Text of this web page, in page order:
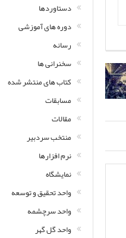
دستاوردها
دوره های آموزشی
رسانه
سخنرانی ها
کتاب های منتشر شده
مسابقات
مقالات
منتخب سردبیر
نرم افزارها
نمایشگاه
واحد تحقیق و توسعه
واحد سرچشمه
واحد گل گهر